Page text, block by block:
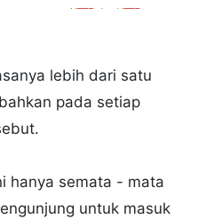
lebih dari satu
pada setiap
hanya semata - mata
untuk masuk